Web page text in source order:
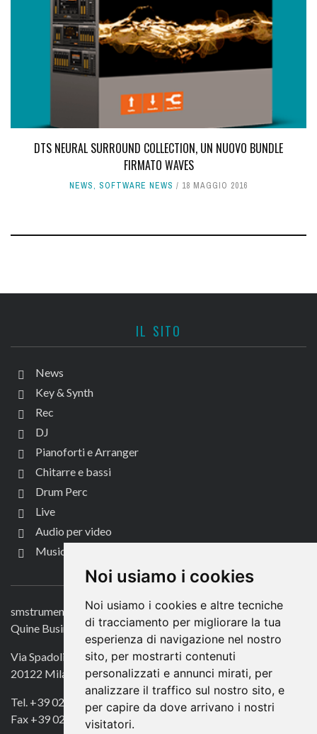
Noi usiamo i cookies
Noi usiamo i cookies e altre tecniche
di tracciamento per migliorare la tua
esperienza di navigazione nel nostro
sito, per mostrarti contenuti
personalizzati e annunci mirati, per
analizzare il traffico sul nostro sito, e
per capire da dove arrivano i nostri
visitatori.
DTS NEURAL SURROUND COLLECTION, UN NUOVO BUNDLE
FIRMATO WAVES
NEWS, SOFTWARE NEWS 18 MAGGIO 2016
IL SITO
News
Key & Synth
Rec
DJ
Pianoforti e Arranger
Chitarre e bassi
Drum Perc
Live
Audio per video
Music Life
CONTATTACI
smstrumentimusicali.it
Quine Business Publisher
Via Spadolini 7
20122 Milano
Tel. +39 02 49756990
Fax +39 02 72016740